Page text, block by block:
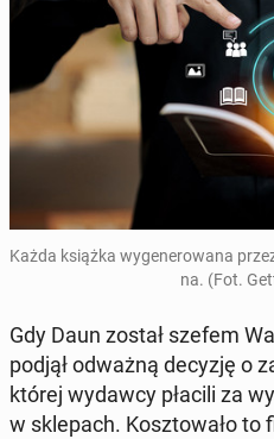
Każda książka wy­ge­ne­ro­wa­na
na. (Fot.
Gdy Daun został szefem
podjął odważną decyzję o
której wydawcy płacili za
w skle­pach. Kosz­to­wa­ło